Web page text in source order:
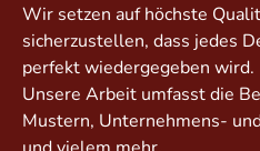
Wir setzen auf höchste
sicherzustellen, dass jedes
perfekt wiedergegeben wird.
Unsere Arbeit umfasst die
Mustern, Unternehmens-